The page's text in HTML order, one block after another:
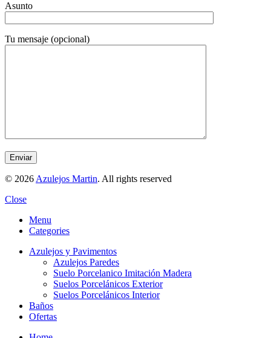
Asunto
Tu mensaje (opcional)
© 2026 Azulejos Martin. All rights reserved
Close
Menu
Categories
Azulejos y Pavimentos
Azulejos Paredes
Suelo Porcelanico Imitación Madera
Suelos Porcelánicos Exterior
Suelos Porcelánicos Interior
Baños
Ofertas